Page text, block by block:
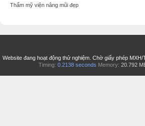
Thẩm mỹ viện nâng mũi đẹp
Website đang hoạt động thử nghiệm. Chờ giấy phép MXH/
Timing: 0.2138 seconds Memory: 20.792